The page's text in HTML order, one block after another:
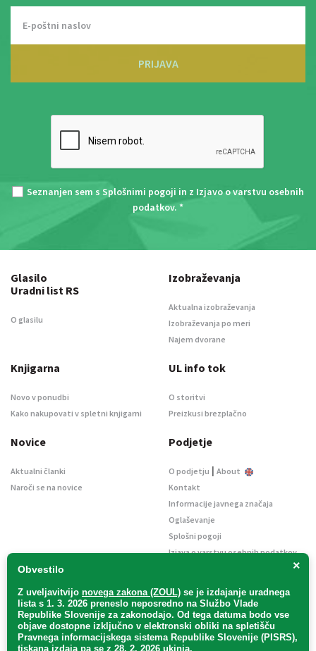
PRIJAVA
Seznanjen sem s Splošnimi pogoji in z Izjavo o varstvu osebnih
podatkov. *
×
Obvestilo
Z uveljavitvijo novega zakona (ZOUL) se je izdajanje uradnega
lista s 1. 3. 2026 preneslo neposredno na Službo Vlade
Republike Slovenije za zakonodajo. Od tega datuma bodo vse
objave dostopne izključno v elektronski obliki na spletišču
Pravnega informacijskega sistema Republike Slovenije (PISRS),
tiskana izdaja pa se z 28. 2. 2026 ukinja.
Glasilo
Uradni list RS
O glasilu
Izobraževanja
Aktualna izobraževanja
Izobraževanja po meri
Najem dvorane
Knjigarna
Novo v ponudbi
Kako nakupovati v spletni knjigarni
UL info tok
O storitvi
Preizkusi brezplačno
Novice
Aktualni članki
Naroči se na novice
Podjetje
O podjetju | About
Kontakt
Informacije javnega značaja
Oglaševanje
Splošni pogoji
Izjava o varstvu osebnih podatkov
Uradni list d. o. o. – v likvidaciji / Vse pravice pridržane.